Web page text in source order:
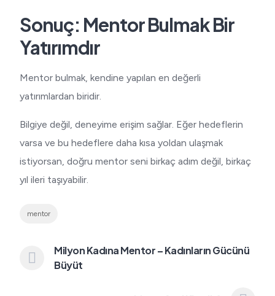
Sonuç: Mentor Bulmak Bir
Yatırımdır
Mentor bulmak, kendine yapılan en değerli
yatırımlardan biridir.
Bilgiye değil, deneyime erişim sağlar. Eğer hedeflerin
varsa ve bu hedeflere daha kısa yoldan ulaşmak
istiyorsan, doğru mentor seni birkaç adım değil, birkaç
yıl ileri taşıyabilir.
mentor
Milyon Kadına Mentor – Kadınların Gücünü
Büyüt